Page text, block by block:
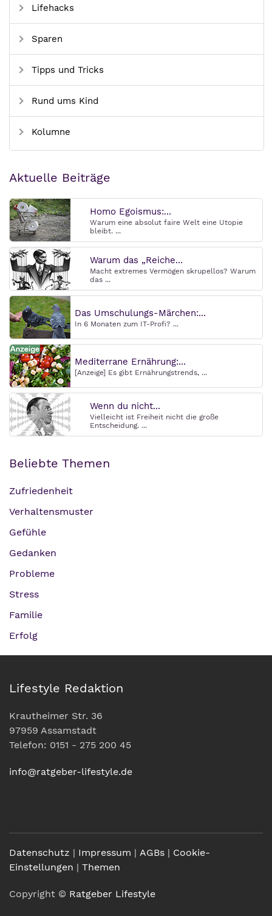
Lifehacks
Sparen
Tipps und Tricks
Rund ums Kind
Kolumne
Aktuelle Beiträge
Homo Egoismus:...
Warum eine absolut faire Welt eine Utopie
bleibt. ...
Warum das „Reiche...
Macht extremes Vermögen skrupellos? Warum
das ...
Das Umschulungs-Märchen:...
In 6 Monaten zum IT-Profi? ...
Mediterrane Ernährung:...
[Anzeige] Es gibt Ernährungstrends, ...
Wenn du nicht...
Vielleicht ist Freiheit nicht die große
Entscheidung. ...
Beliebte Themen
Zufriedenheit
Verhaltensmuster
Gefühle
Gedanken
Probleme
Stress
Familie
Erfolg
Lifestyle Redaktion
Krautheimer Str. 36
97959 Assamstadt
Telefon: 0151 - 275 200 45
info@ratgeber-lifestyle.de
Datenschutz | Impressum | AGBs | Cookie-
Einstellungen | Themen
Copyright © Ratgeber Lifestyle